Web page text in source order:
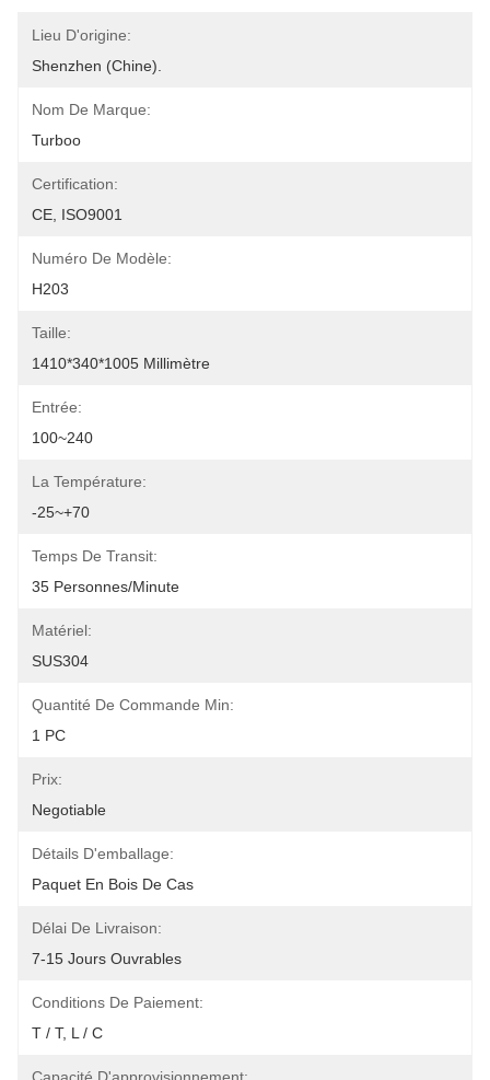
Lieu D'origine:
Shenzhen (Chine).
Nom De Marque:
Turboo
Certification:
CE, ISO9001
Numéro De Modèle:
H203
Taille:
1410*340*1005 Millimètre
Entrée:
100~240
La Température:
-25~+70
Temps De Transit:
35 Personnes/minute
Matériel:
SUS304
Quantité De Commande Min:
1 PC
Prix:
Negotiable
Détails D'emballage:
Paquet En Bois De Cas
Délai De Livraison:
7-15 Jours Ouvrables
Conditions De Paiement:
T / T, L / C